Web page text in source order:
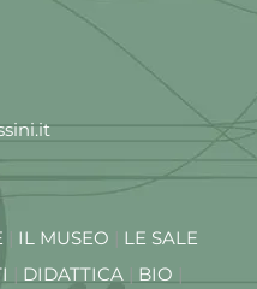
IL MUSEO
LE SALE
DIDATTICA| BIO